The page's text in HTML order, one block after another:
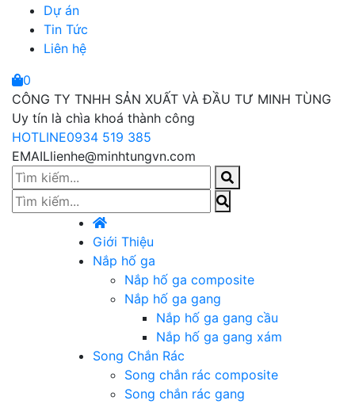
Dự án
Tin Tức
Liên hệ
0
CÔNG TY TNHH SẢN XUẤT VÀ ĐẦU TƯ MINH TÙNG
Uy tín là chìa khoá thành công
HOTLINE0934 519 385
EMAILlienhe@minhtungvn.com
Giới Thiệu
Nắp hố ga
Nắp hố ga composite
Nắp hố ga gang
Nắp hố ga gang cầu
Nắp hố ga gang xám
Song Chắn Rác
Song chắn rác composite
Song chắn rác gang